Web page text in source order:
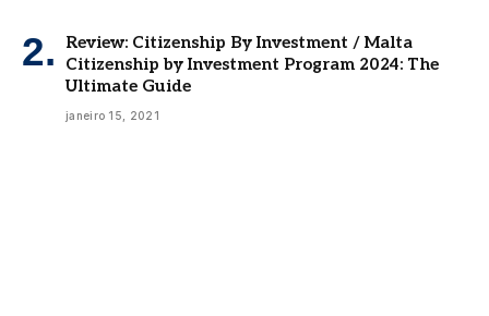
Review: Citizenship By Investment / Malta
Citizenship by Investment Program 2024: The
Ultimate Guide
janeiro 15, 2021